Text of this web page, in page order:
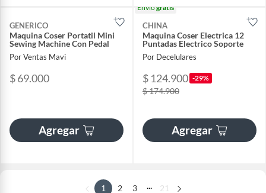
GENERICO
Maquina Coser Portatil Mini
Sewing Machine Con Pedal
Por Ventas Mavi
$ 69.000
Agregar
Envíogratis
CHINA
Maquina Coser Electrica 12
Puntadas Electrico Soporte
Por Decelulares
$ 124.900 -29%
$ 174.900
Agregar
1 2 3 ... 21